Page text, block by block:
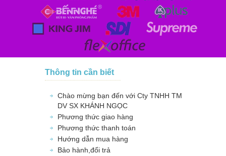
Thông tin cần biết
Chào mừng bạn đến với Cty TNHH TM
DV SX KHÁNH NGỌC
Phương thức giao hàng
Phương thức thanh toán
Hướng dẫn mua hàng
Bảo hành,đổi trả